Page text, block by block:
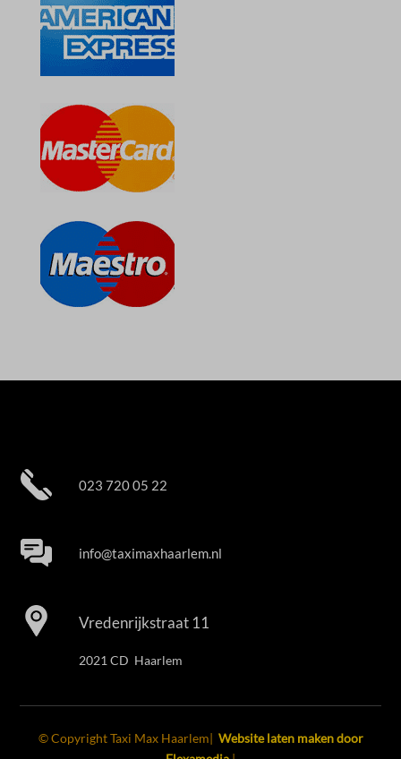
023 720 05 22
info@taximaxhaarlem.nl
Vredenrijkstraat 11
2021 CD Haarlem
© Copyright Taxi Max Haarlem| Website laten maken door